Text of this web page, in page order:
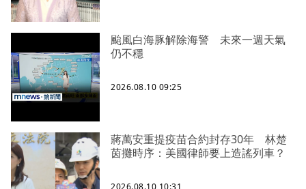
颱風白海豚解除海警 未來一週天氣
仍不穩
2026.08.10 09:25
蔣萬安重提疫苗合約封存30年 林楚
茵攤時序：美國律師要上造謠列車？
2026.08.10 10:31